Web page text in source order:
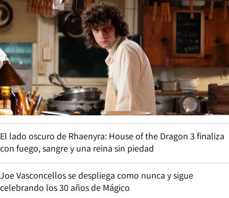
El lado oscuro de Rhaenyra: House of the Dragon 3 finaliza
con fuego, sangre y una reina sin piedad
Joe Vasconcellos se despliega como nunca y sigue
celebrando los 30 años de Mágico